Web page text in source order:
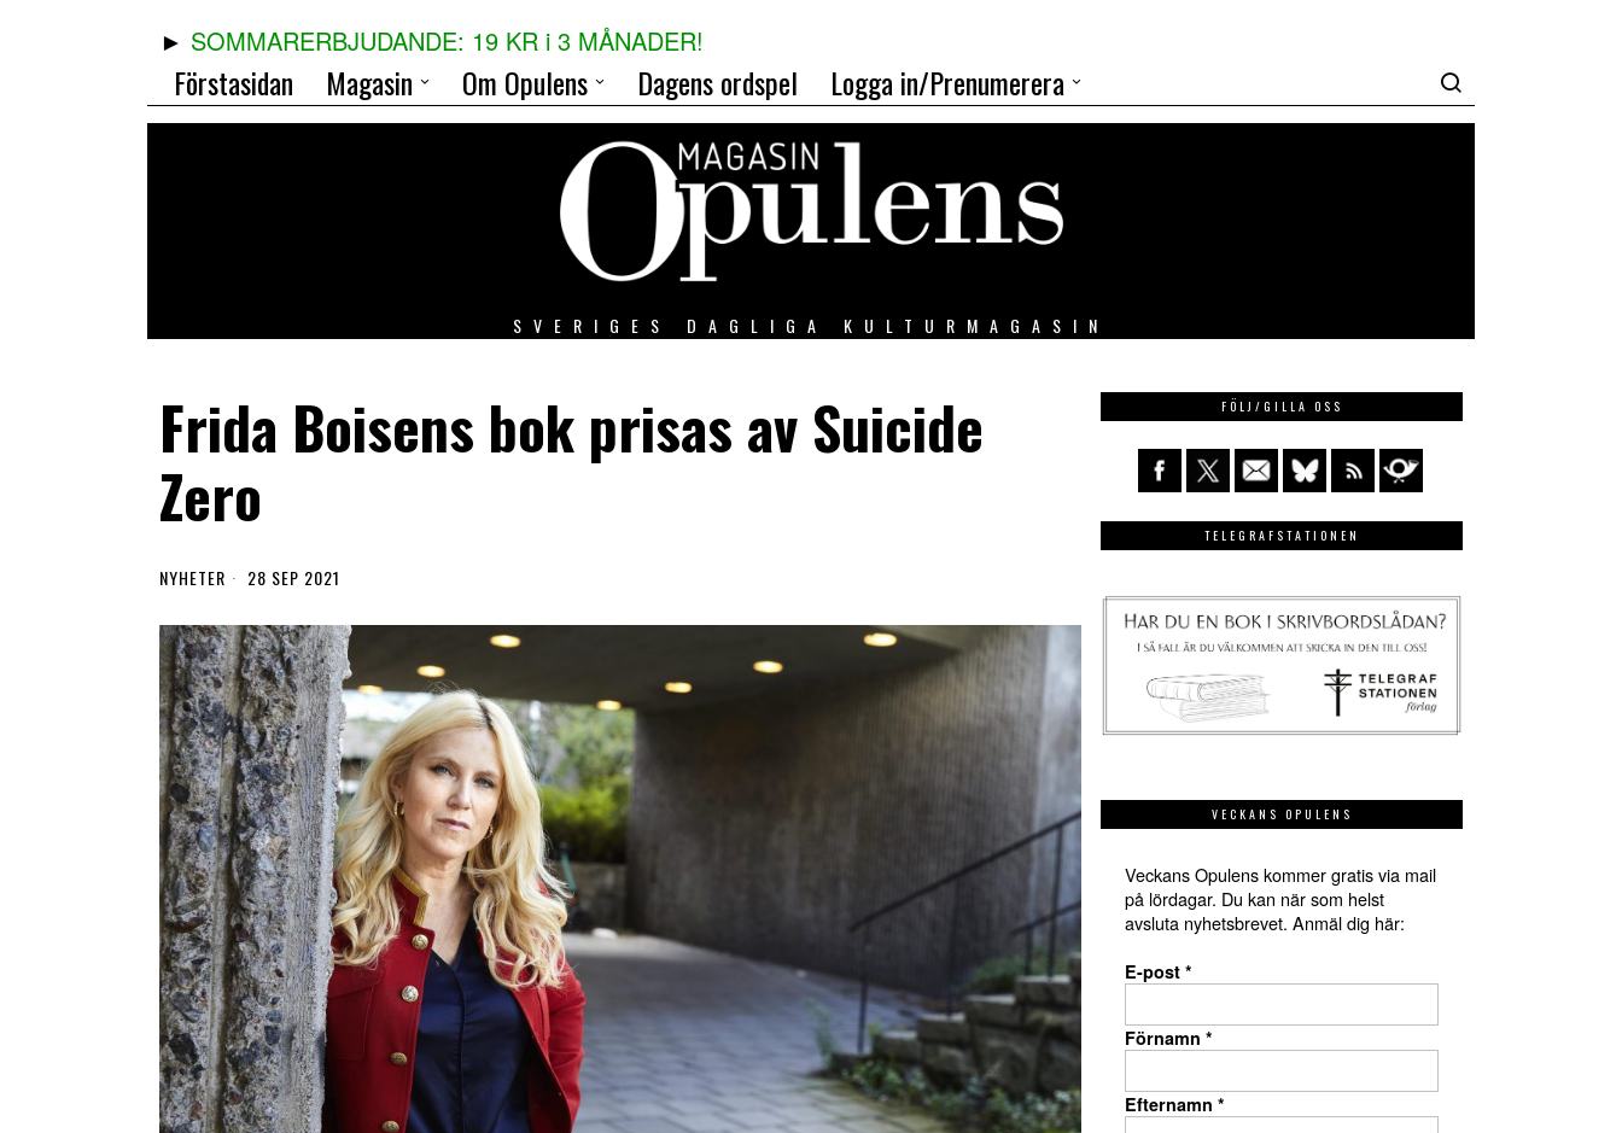
SOMMARERBJUDANDE: 19 KR i 3 MÅNADER!
Förstasidan Magasin Om Opulens Dagens ordspel Logga in/Prenumerera
SVERIGES DAGLIGA KULTURMAGASIN
Frida Boisens bok prisas av Suicide
Zero
NYHETER 28 SEP 2021
FÖLJ/GILLA OSS
TELEGRAFSTATIONEN
VECKANS OPULENS
Veckans Opulens kommer gratis via mail
på lördagar. Du kan när som helst
avsluta nyhetsbrevet. Anmäl dig här:
E-post *
Förnamn *
Efternamn *